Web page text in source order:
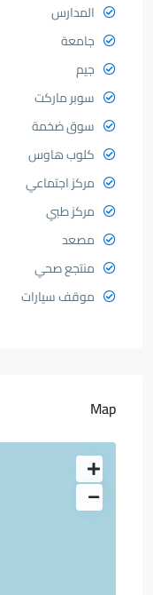
المدارس
جامعة
جيم
سوبر ماركت
سوق ضخمة
كلوب هاوس
مركز اجتماعي
مركز طبي
مصعد
منتجع صحي
موقف سيارات
Map